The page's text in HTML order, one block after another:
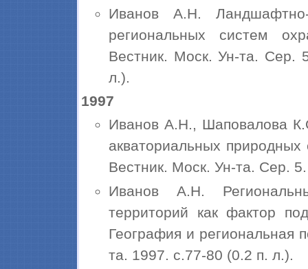
Иванов А.Н. Ландшафтно-
региональных систем
Вестник. Моск. Ун-та.
л.).
1997
Иванов А.Н., Шаповалова
акваториальных
Вестник. Моск. Ун-та. Сер.
Иванов А.Н.
территорий как фактор
География и региональная
та. 1997. с.77-80 (0.2 п. л.).